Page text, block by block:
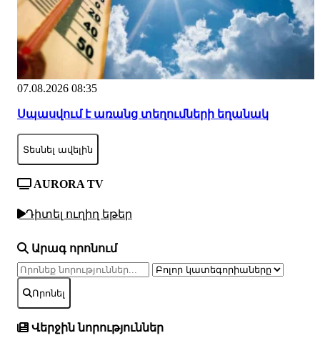
07.08.2026 08:35
Սպասվում է առանց տեղումների եղանակ
Տեսնել ավելին
AURORA TV
Դիտել ուղիղ եթեր
Արագ որոնում
Որոնել
Վերջին նորություններ